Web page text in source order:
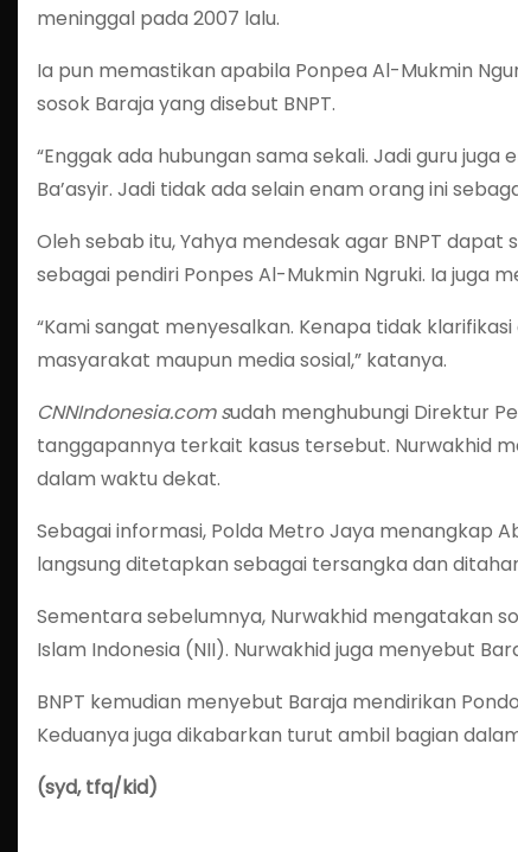
meninggal pada 2007 lalu.
Ia pun memastikan apabila Ponpea Al-Mukmin
sosok Baraja yang disebut BNPT.
“Enggak ada hubungan sama sekali. Jadi guru
Ba’asyir. Jadi tidak ada selain enam orang ini
Oleh sebab itu, Yahya mendesak agar BNPT
sebagai pendiri Ponpes Al-Mukmin Ngruki. Ia juga
“Kami sangat menyesalkan. Kenapa tidak
masyarakat maupun media sosial,” katanya.
CNNIndonesia.com sudah menghubungi Direktur
tanggapannya terkait kasus tersebut. Nurwakhid
dalam waktu dekat.
Sebagai informasi, Polda Metro Jaya menangkap
langsung ditetapkan sebagai tersangka dan
Sementara sebelumnya, Nurwakhid mengatakan
Islam Indonesia (NII). Nurwakhid juga menyebut
BNPT kemudian menyebut Baraja mendirikan
Keduanya juga dikabarkan turut ambil bagian
(syd, tfq/kid)